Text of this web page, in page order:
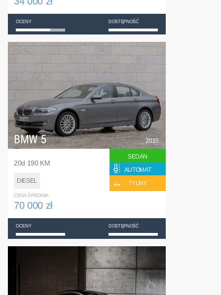
OCENY DOSTĘPNOŚĆ
BMW 5
20d 190 KM
DIESEL
2015
SEDAN
AUTOMAT
TYLNY
CENA ŚREDNIA
70 000 zł
OCENY DOSTĘPNOŚĆ